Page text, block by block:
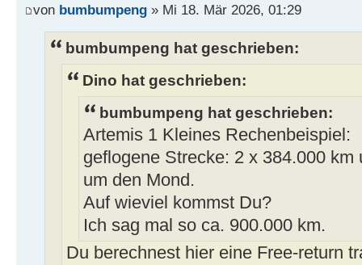
von bumbumpeng » Mi 18. Mär 2026, 01:29
bumbumpeng hat geschrieben:
Dino hat geschrieben:
bumbumpeng hat geschrieben:
Artemis 1 Kleines Rechenbeispiel:
geflogene Strecke: 2 x 384.000
um den Mond.
Auf wieviel kommst Du?
Ich sag mal so ca. 900.000 km.
Du berechnest hier eine Free-return